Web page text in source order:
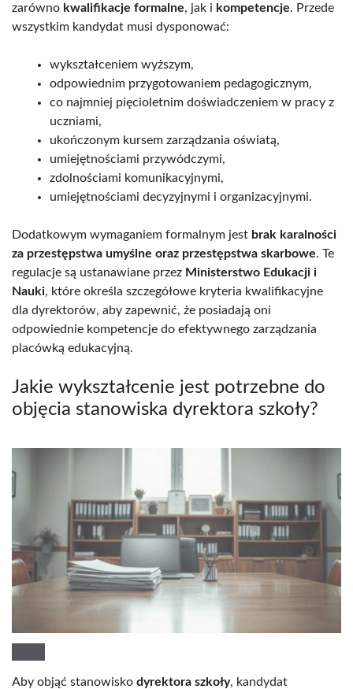
zarówno kwalifikacje formalne, jak i kompetencje. Przede
wszystkim kandydat musi dysponować:
wykształceniem wyższym,
odpowiednim przygotowaniem pedagogicznym,
co najmniej pięcioletnim doświadczeniem w pracy z
uczniami,
ukończonym kursem zarządzania oświatą,
umiejętnościami przywódczymi,
zdolnościami komunikacyjnymi,
umiejętnościami decyzyjnymi i organizacyjnymi.
Dodatkowym wymaganiem formalnym jest brak karalności
za przestępstwa umyślne oraz przestępstwa skarbowe. Te
regulacje są ustanawiane przez Ministerstwo Edukacji i
Nauki, które określa szczegółowe kryteria kwalifikacyjne
dla dyrektorów, aby zapewnić, że posiadają oni
odpowiednie kompetencje do efektywnego zarządzania
placówką edukacyjną.
Jakie wykształcenie jest potrzebne do
objęcia stanowiska dyrektora szkoły?
Aby objąć stanowisko dyrektora szkoły, kandydat